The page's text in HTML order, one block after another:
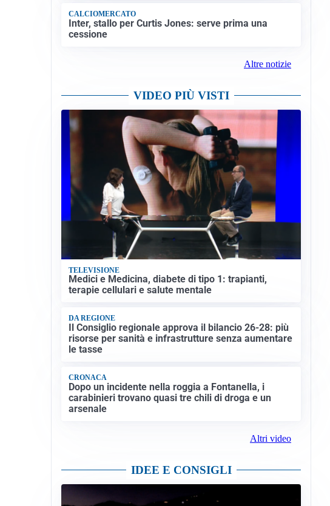
CALCIOMERCATO
Inter, stallo per Curtis Jones: serve prima una
cessione
Altre notizie
VIDEO PIÙ VISTI
TELEVISIONE
Medici e Medicina, diabete di tipo 1: trapianti,
terapie cellulari e salute mentale
DA REGIONE
Il Consiglio regionale approva il bilancio 26-28: più
risorse per sanità e infrastrutture senza aumentare
le tasse
CRONACA
Dopo un incidente nella roggia a Fontanella, i
carabinieri trovano quasi tre chili di droga e un
arsenale
Altri video
IDEE E CONSIGLI